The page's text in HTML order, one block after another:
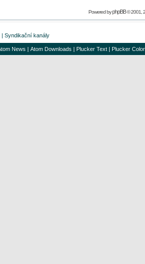
Powered byphpBB© 2001,
| Syndikační kanály
News | Atom Downloads | Plucker Text | Plucker Color